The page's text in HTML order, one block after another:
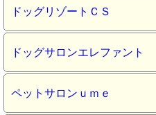
ドッグリゾートＣＳ
ドッグサロンエレファント
ペットサロンｕｍｅ